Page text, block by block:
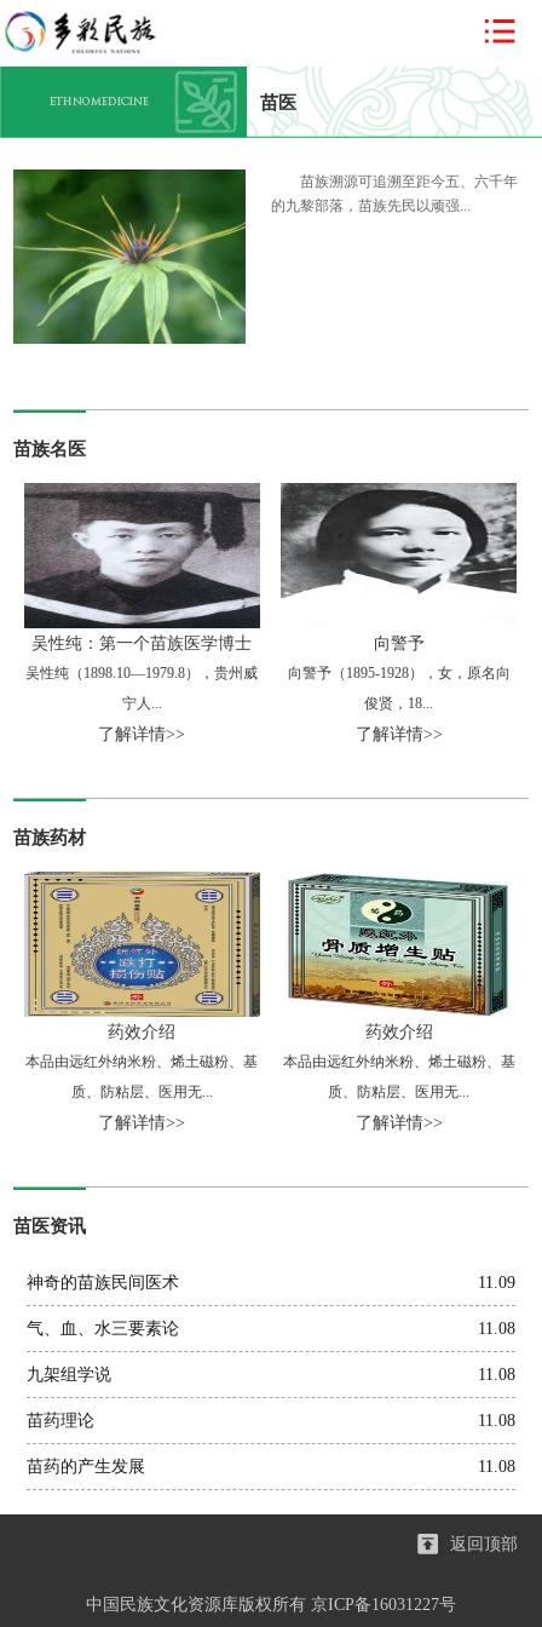
苗医
苗族溯源可追溯至距今五、六千年
的九黎部落，苗族先民以顽强...
苗族名医
吴性纯：第一个苗族医学博士
吴性纯（1898.10—1979.8），贵州威
宁人...
了解详情>>
向警予
向警予（1895-1928），女，原名向
俊贤，18...
了解详情>>
苗族药材
药效介绍
本品由远红外纳米粉、烯土磁粉、基
质、防粘层、医用无...
了解详情>>
药效介绍
本品由远红外纳米粉、烯土磁粉、基
质、防粘层、医用无...
了解详情>>
苗医资讯
11.09
神奇的苗族民间医术
11.08
气、血、水三要素论
11.08
九架组学说
11.08
苗药理论
11.08
苗药的产生发展
返回顶部
中国民族文化资源库版权所有 京ICP备16031227号